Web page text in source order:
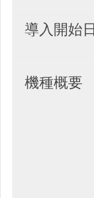
導入開始日
機種概要